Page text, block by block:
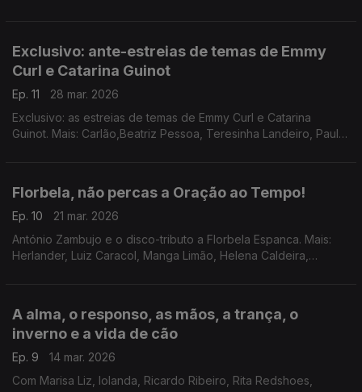
Exclusivo: ante-estreias de temas de Emmy
Curl e Catarina Guinot
Ep. 11
28 mar. 2026
Exclusivo: as estreias de temas de Emmy Curl e Catarina
Guinot. Mais: Carlão,Beatriz Pessoa, Teresinha Landeiro, Paulo
Florbela, não percas a Oração ao Tempo!
Ep. 10
21 mar. 2026
António Zambujo e o disco-tributo a Florbela Espanca. Mais:
Herlander, Luiz Caracol, Manga Limão, Helena Caldeira,
A alma, o responso, as mãos, a trança, o
inverno e a vida de cão
Ep. 9
14 mar. 2026
Com Marisa Liz, Iolanda, Ricardo Ribeiro, Rita Redshoes,